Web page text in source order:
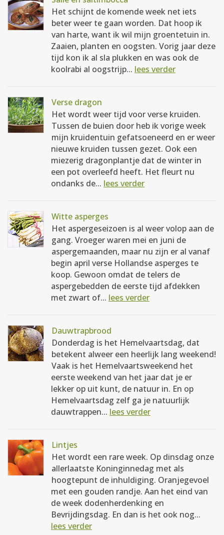
Het schijnt de komende week net iets
beter weer te gaan worden. Dat hoop ik
van harte, want ik wil mijn groentetuin in.
Zaaien, planten en oogsten. Vorig jaar deze
tijd kon ik al sla plukken en was ook de
koolrabi al oogstrijp... lees verder
Verse dragon
Het wordt weer tijd voor verse kruiden.
Tussen de buien door heb ik vorige week
mijn kruidentuin gefatsoeneerd en er weer
nieuwe kruiden tussen gezet. Ook een
miezerig dragonplantje dat de winter in
een pot overleefd heeft. Het fleurt nu
ondanks de... lees verder
Witte asperges
Het aspergeseizoen is al weer volop aan de
gang. Vroeger waren mei en juni de
aspergemaanden, maar nu zijn er al vanaf
begin april verse Hollandse asperges te
koop. Gewoon omdat de telers de
aspergebedden de eerste tijd afdekken
met zwart of... lees verder
Dauwtrapbrood
Donderdag is het Hemelvaartsdag, dat
betekent alweer een heerlijk lang weekend!
Vaak is het Hemelvaartsweekend het
eerste weekend van het jaar dat je er
lekker op uit kunt, de natuur in. En op
Hemelvaartsdag zelf ga je natuurlijk
dauwtrappen... lees verder
Lintjes
Het wordt een rare week. Op dinsdag onze
allerlaatste Koninginnedag met als
hoogtepunt de inhuldiging. Oranjegevoel
met een gouden randje. Aan het eind van
de week dodenherdenking en
Bevrijdingsdag. En dan is het ook nog...
lees verder